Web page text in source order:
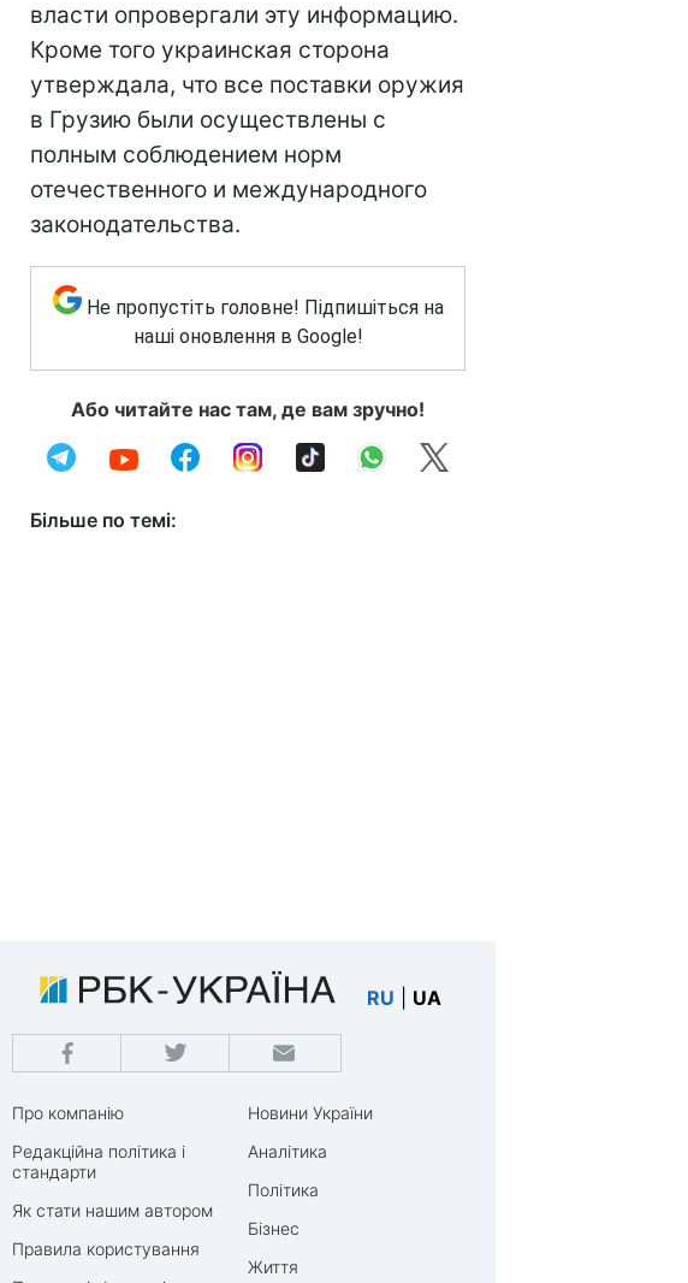
власти опровергали эту информацию.
Кроме того украинская сторона
утверждала, что все поставки оружия
в Грузию были осуществлены с
полным соблюдением норм
отечественного и международного
законодательства.
Не пропустіть головне! Підпишіться на
наші оновлення в Google!
Або читайте нас там, де вам зручно!
Більше по темі:
RU UA
Про компанію
Редакційна політика і
стандарти
Як стати нашим автором
Правила користування
Новини України
Аналітика
Політика
Бізнес
Життя